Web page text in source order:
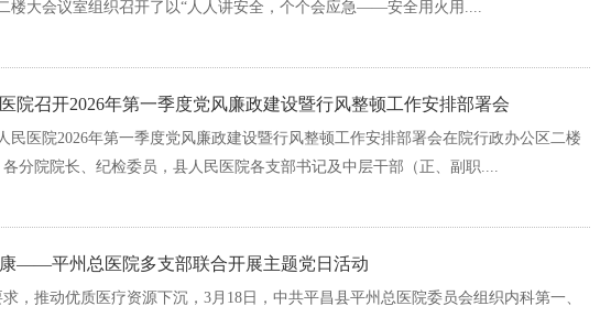
楼大会议室组织召开了以“人人讲安全，个个会应急——安全用火用....
院召开2026年第一季度党风廉政建设暨行风整顿工作安排部署会
民医院2026年第一季度党风廉政建设暨行风整顿工作安排部署会在院行政办公区二楼
分院院长、纪检委员，县人民医院各支部书记及中层干部（正、副职....
——平州总医院多支部联合开展主题党日活动
，推动优质医疗资源下沉，3月18日，中共平昌县平州总医院委员会组织内科第一、